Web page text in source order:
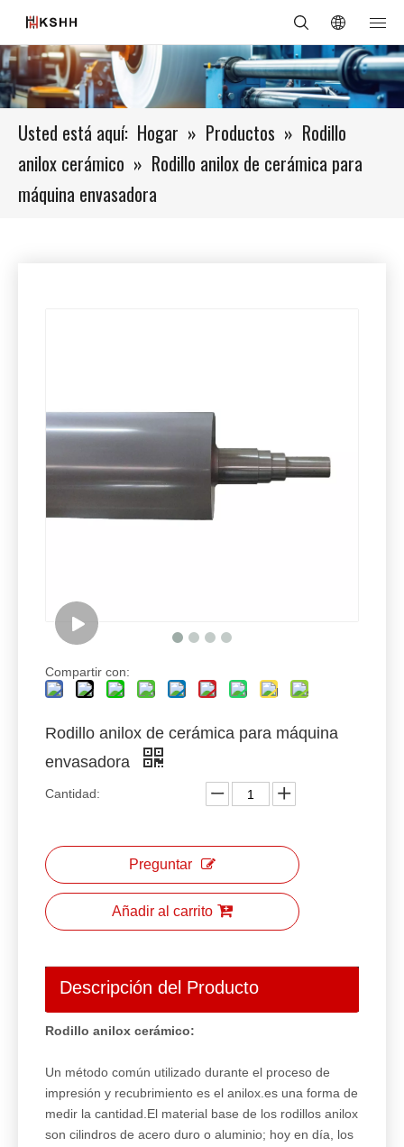
Usted está aquí: Hogar » Productos » Rodillo
anilox cerámico » Rodillo anilox de cerámica para
máquina envasadora
Compartir con:
Rodillo anilox de cerámica para máquina
envasadora
Cantidad:
Preguntar
Añadir al carrito
Descripción del Producto
Rodillo anilox cerámico:
Un método común utilizado durante el proceso de
impresión y recubrimiento es el anilox.es una forma de
medir la cantidad.El material base de los rodillos anilox
son cilindros de acero duro o aluminio; hoy en día, los